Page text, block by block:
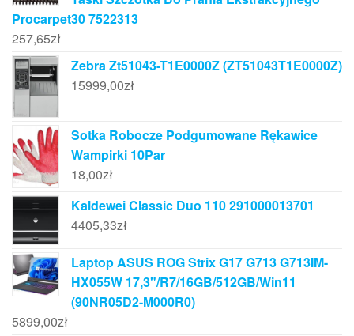
Procarpet30 7522313
257,65zł
Zebra Zt51043-T1E0000Z (ZT51043T1E0000Z)
15999,00zł
Sotka Robocze Podgumowane Rękawice
Wampirki 10Par
18,00zł
Kaldewei Classic Duo 110 291000013701
4405,33zł
Laptop ASUS ROG Strix G17 G713 G713IM-
HX055W 17,3"/R7/16GB/512GB/Win11
(90NR05D2-M000R0)
5899,00zł